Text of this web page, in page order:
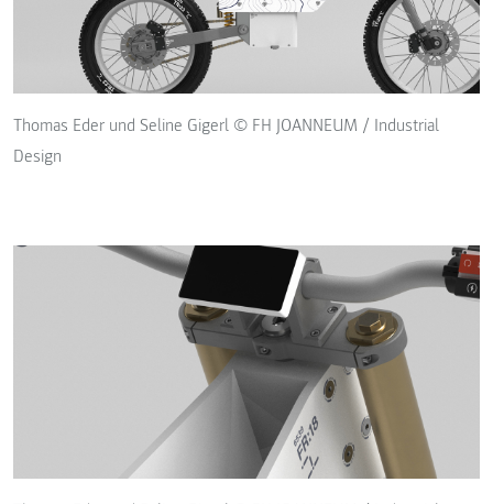
Thomas Eder und Seline Gigerl © FH JOANNEUM / Industrial
Design